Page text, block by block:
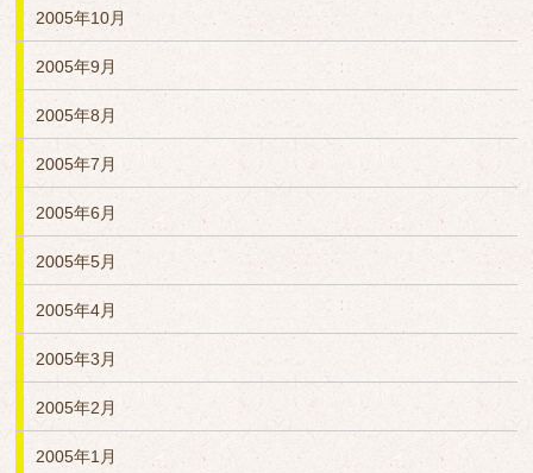
2005年10月
2005年9月
2005年8月
2005年7月
2005年6月
2005年5月
2005年4月
2005年3月
2005年2月
2005年1月